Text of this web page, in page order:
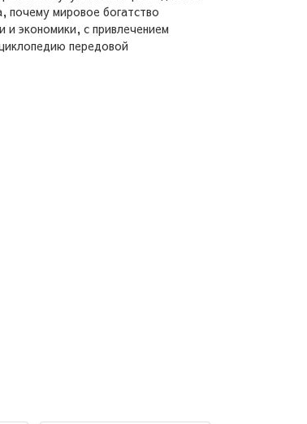
почему мировое богатство
и экономики, с привлечением
передовой